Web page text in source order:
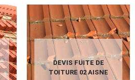
DEVIS FUITE DE
TOITURE 02 AISNE